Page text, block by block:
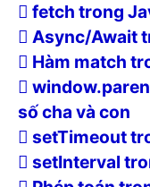
fetch trong
Async/Await
Hàm match
số cha và con
setTimeout
setInterval